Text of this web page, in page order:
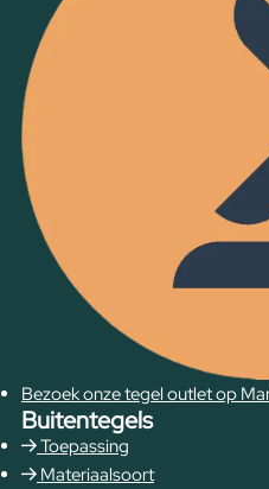
Bezoek onze tegel outlet op
Buitentegels
Toepassing
Materiaalsoort